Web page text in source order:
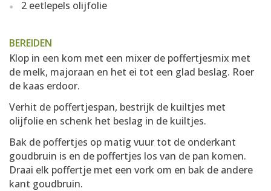
2 eetlepels olijfolie
BEREIDEN
Klop in een kom met een mixer de poffertjesmix met
de melk, majoraan en het ei tot een glad beslag. Roer
de kaas erdoor.
Verhit de poffertjespan, bestrijk de kuiltjes met
olijfolie en schenk het beslag in de kuiltjes.
Bak de poffertjes op matig vuur tot de onderkant
goudbruin is en de poffertjes los van de pan komen.
Draai elk poffertje met een vork om en bak de andere
kant goudbruin.